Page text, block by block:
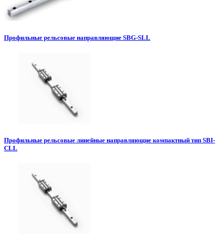
Профильные рельсовые направляющие SBG-SLL
Профильные рельсовые линейные направляющие компактный тип SBI-
CLL